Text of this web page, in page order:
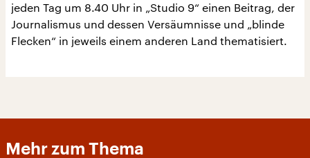
jeden Tag um 8.40 Uhr in „Studio 9“ einen Beitrag, der
Journalismus und dessen Versäumnisse und „blinde
Flecken“ in jeweils einem anderen Land thematisiert.
Mehr zum Thema